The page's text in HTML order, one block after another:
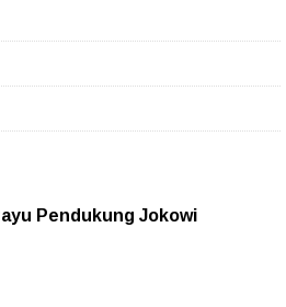
Pendukung Jokowi